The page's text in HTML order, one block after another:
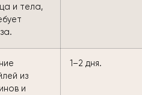
и тела,
из
и
1–2 дня.